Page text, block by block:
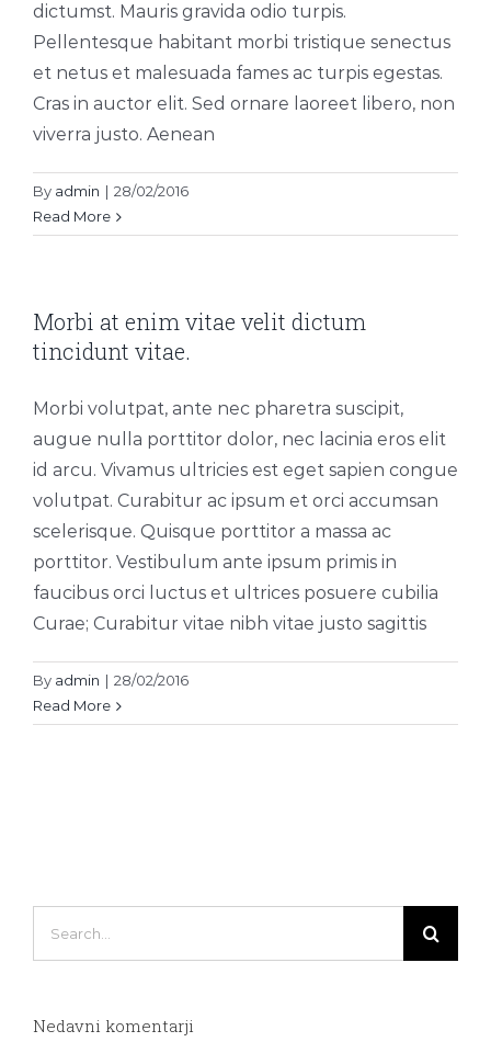
dictumst. Mauris gravida odio turpis.
Pellentesque habitant morbi tristique senectus
et netus et malesuada fames ac turpis egestas.
Cras in auctor elit. Sed ornare laoreet libero, non
viverra justo. Aenean
By admin | 28/02/2016
Read More
Morbi at enim vitae velit dictum
tincidunt vitae.
Morbi volutpat, ante nec pharetra suscipit,
augue nulla porttitor dolor, nec lacinia eros elit
id arcu. Vivamus ultricies est eget sapien congue
volutpat. Curabitur ac ipsum et orci accumsan
scelerisque. Quisque porttitor a massa ac
porttitor. Vestibulum ante ipsum primis in
faucibus orci luctus et ultrices posuere cubilia
Curae; Curabitur vitae nibh vitae justo sagittis
By admin | 28/02/2016
Read More
Nedavni komentarji